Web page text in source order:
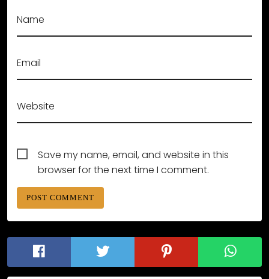
Name
Email
Website
Save my name, email, and website in this
browser for the next time I comment.